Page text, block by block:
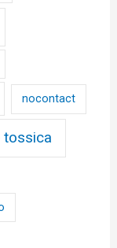
nocontact
tossica